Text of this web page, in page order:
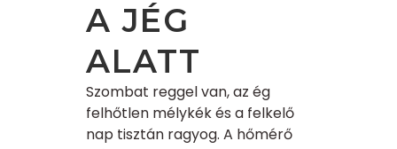
A JÉG
ALATT
Szombat reggel van, az ég
felhőtlen mélykék és a felkelő
nap tisztán ragyog. A hőmérő